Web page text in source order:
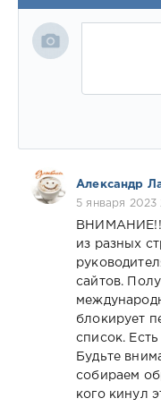
Александр
5 января 2023
ВНИМАНИЕ!!!
из разных
сайтов.
блокирует
список.
Будьте
собираем
кого кинул